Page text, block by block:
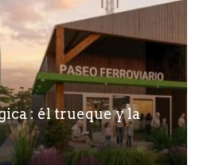
: él trueque y la